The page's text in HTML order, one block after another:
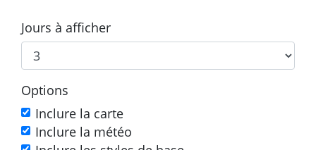
Jours à afficher
Options
Inclure la carte
Inclure la météo